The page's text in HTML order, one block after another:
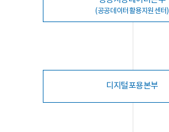
(공공데이터활용지원센터)
디지털포용본부